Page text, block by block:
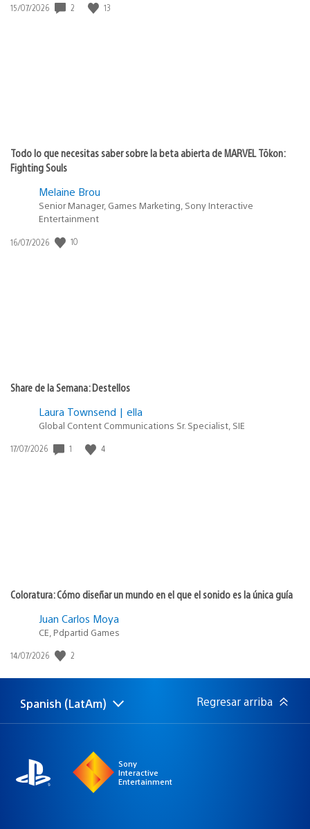
Fecha
15/07/2026 2 13
Todo lo que necesitas saber sobre la beta abierta de MARVEL Tōkon:
Fighting Souls
Melaine Brou
Senior Manager, Games Marketing, Sony Interactive
Entertainment
Fecha
16/07/2026 10
Share de la Semana: Destellos
Laura Townsend | ella
Global Content Communications Sr. Specialist, SIE
Fecha
17/07/2026 1 4
Coloratura: Cómo diseñar un mundo en el que el sonido es la única guía
Juan Carlos Moya
CE, Pdpartid Games
Fecha
publicación:
14/07/2026 2
Elige
una
Región
actual:
Spanish (LatAm) Regresar arriba
Sony
Interactive
Entertainment